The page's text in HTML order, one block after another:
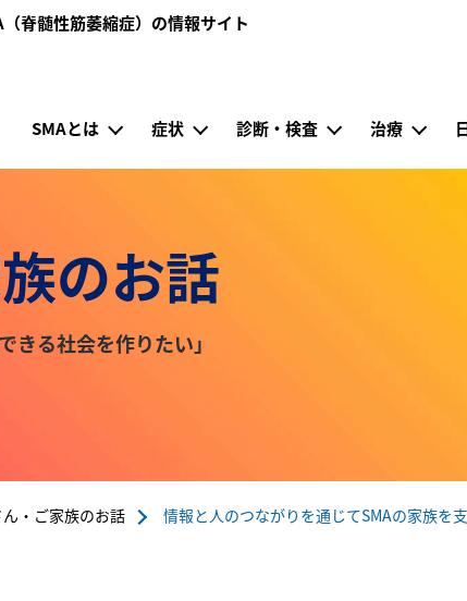
メインコンテンツに移動
（脊髄性筋萎縮症）の情報サイト
SMAとは 症状 診断・検査 治療
のお話
きる社会を作りたい」
・ご家族のお話 情報と人のつながりを通じてSMAの家族を